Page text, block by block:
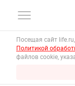
Посещая сайт
Политикой
файлов cookie,